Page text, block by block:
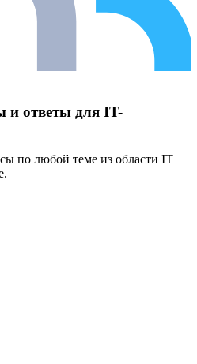
ответы для IT-
по любой теме из области IT